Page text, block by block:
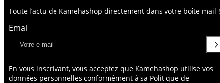
Toute l’actu de Kamehashop directement dans votre boîte mail !
Email
En vous inscrivant, vous acceptez que Kamehashop utilise vos
données personnelles conformément à sa Politique de